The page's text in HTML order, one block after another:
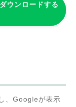
ウンロードする
、Googleが表示